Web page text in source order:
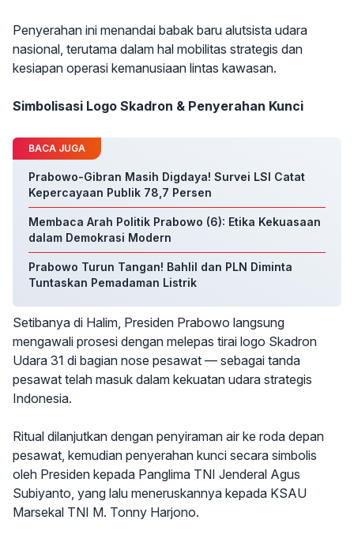
Penyerahan ini menandai babak baru alutsista udara
nasional, terutama dalam hal mobilitas strategis dan
kesiapan operasi kemanusiaan lintas kawasan.
Simbolisasi Logo Skadron & Penyerahan Kunci
BACA JUGA
Prabowo-Gibran Masih Digdaya! Survei LSI Catat
Kepercayaan Publik 78,7 Persen
Membaca Arah Politik Prabowo (6): Etika Kekuasaan
dalam Demokrasi Modern
Prabowo Turun Tangan! Bahlil dan PLN Diminta
Tuntaskan Pemadaman Listrik
Setibanya di Halim, Presiden Prabowo langsung
mengawali prosesi dengan melepas tirai logo Skadron
Udara 31 di bagian nose pesawat — sebagai tanda
pesawat telah masuk dalam kekuatan udara strategis
Indonesia.
Ritual dilanjutkan dengan penyiraman air ke roda depan
pesawat, kemudian penyerahan kunci secara simbolis
oleh Presiden kepada Panglima TNI Jenderal Agus
Subiyanto, yang lalu meneruskannya kepada KSAU
Marsekal TNI M. Tonny Harjono.